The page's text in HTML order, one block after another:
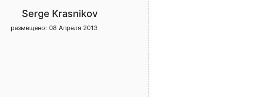
Serge Krasnikov
размещено: 08 Апреля 2013